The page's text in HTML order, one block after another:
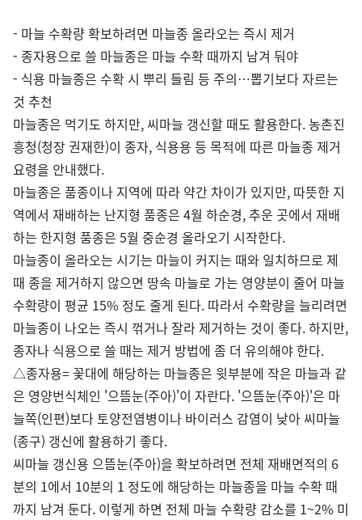
- 마늘 수확량 확보하려면 마늘종 올라오는 즉시 제거
- 종자용으로 쓸 마늘종은 마늘 수확 때까지 남겨 둬야
- 식용 마늘종은 수확 시 뿌리 들림 등 주의…뽑기보다 자르는
것 추천
마늘종은 먹기도 하지만, 씨마늘 갱신할 때도 활용한다. 농촌진
흥청(청장 권재한)이 종자, 식용용 등 목적에 따른 마늘종 제거
요령을 안내했다.
마늘종은 품종이나 지역에 따라 약간 차이가 있지만, 따뜻한 지
역에서 재배하는 난지형 품종은 4월 하순경, 추운 곳에서 재배
하는 한지형 품종은 5월 중순경 올라오기 시작한다.
마늘종이 올라오는 시기는 마늘이 커지는 때와 일치하므로 제
때 종을 제거하지 않으면 땅속 마늘로 가는 영양분이 줄어 마늘
수확량이 평균 15% 정도 줄게 된다. 따라서 수확량을 늘리려면
마늘종이 나오는 즉시 꺾거나 잘라 제거하는 것이 좋다. 하지만,
종자나 식용으로 쓸 때는 제거 방법에 좀 더 유의해야 한다.
△종자용= 꽃대에 해당하는 마늘종은 윗부분에 작은 마늘과 같
은 영양번식체인 '으뜸눈(주아)'이 자란다. '으뜸눈(주아)'은 마
늘쪽(인편)보다 토양전염병이나 바이러스 감염이 낮아 씨마늘
(종구) 갱신에 활용하기 좋다.
씨마늘 갱신용 으뜸눈(주아)을 확보하려면 전체 재배면적의 6
분의 1에서 10분의 1 정도에 해당하는 마늘종을 마늘 수확 때
까지 남겨 둔다. 이렇게 하면 전체 마늘 수확량 감소를 1~2% 미